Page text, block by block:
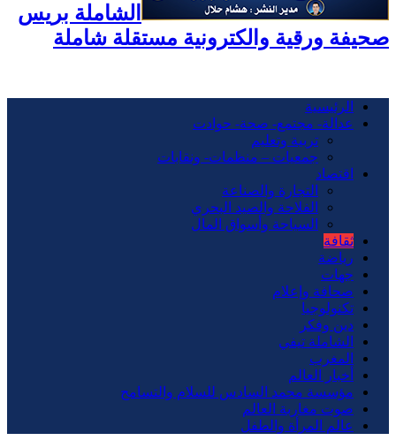
الشاملة بريس
صحيفة ورقية والكترونية مستقلة شاملة
الرئيسية
عدالة- مجتمع- صحة- حوادت
تربية وتعليم
جمعيات – منظمات- ونقابات
اقتصاد
التجارة والصناعة
الفلاحة والصيد البحري
السياحة وأسواق المال
ثقافة
رياضة
جهات
صحافة وإعلام
تكنولوجيا
دين وفكر
الشاملة تيفي
المغرب
أخبار العالم
مؤسسة محمد السادس للسلام والتسامح
صوت مغاربة العالم
عالم المرأة والطفل